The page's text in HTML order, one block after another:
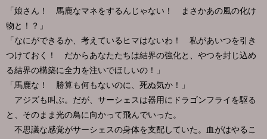
「娘さん！ 馬鹿なマネをするんじゃない！ まさかあの風の化け
物と！？」
「なにができるか、考えているヒマはないわ！ 私があいつを引き
つけておく！ だからあなたたちは結界の強化と、やつを封じ込め
る結界の構築に全力を注いでほしいの！」
「馬鹿な！ 勝算も何もないのに、死ぬ気か！」
アジズも叫ぶ。だが、サーシェスは器用にドラゴンフライを駆る
と、そのまま光の鳥に向かって飛んでいった。
不思議な感覚がサーシェスの身体を支配していた。血がはやるこ